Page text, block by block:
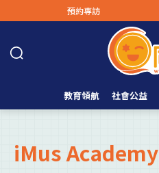
預約專訪
教育領航 社會公益
iMus Academy